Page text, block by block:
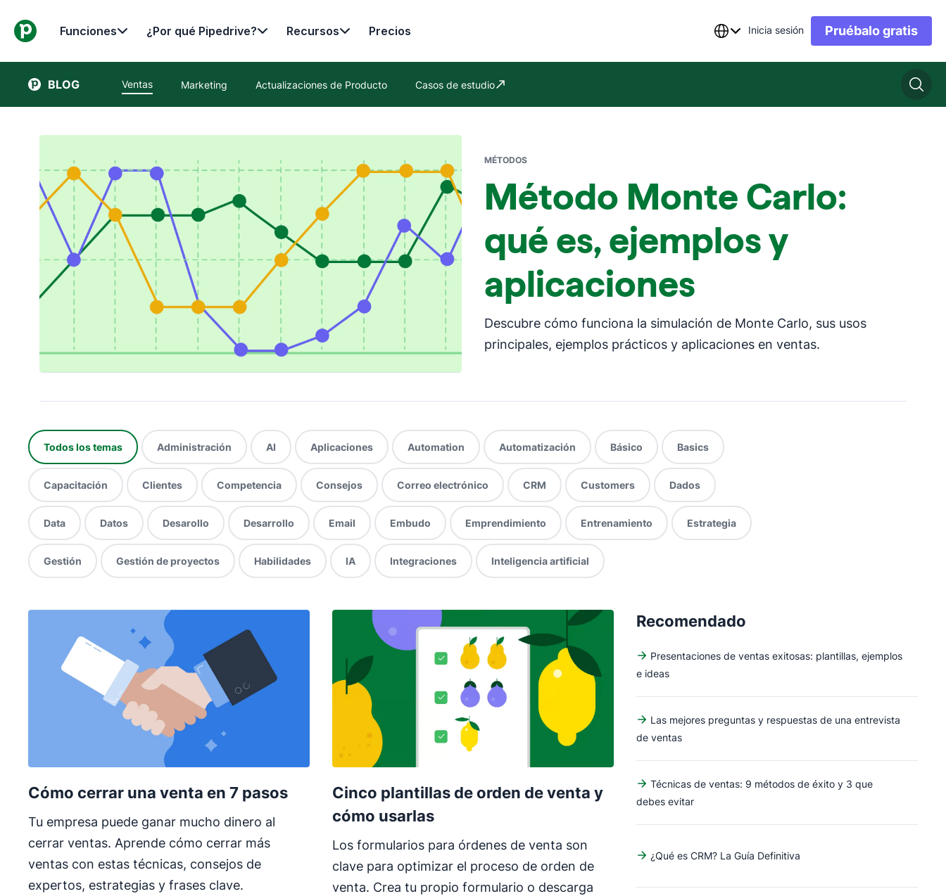
Funciones ¿Por qué Pipedrive? Recursos Precios Inicia sesión Pruébalo gratis
BLOG Ventas Marketing Actualizaciones de Producto Casos de estudio
Se abre en una nueva ventana
MÉTODOS
Método Monte Carlo:
qué es, ejemplos y
aplicaciones
Descubre cómo funciona la simulación de Monte Carlo, sus usos
principales, ejemplos prácticos y aplicaciones en ventas.
Todos los temas Administración AI Aplicaciones Automation Automatización Básico Basics
Capacitación Clientes Competencia Consejos Correo electrónico CRM Customers Dados
Data Datos Desarollo Desarrollo Email Embudo Emprendimiento Entrenamiento Estrategia
Gestión Gestión de proyectos Habilidades IA Integraciones Inteligencia artificial
Cómo cerrar una venta en 7 pasos
Tu empresa puede ganar mucho dinero al
cerrar ventas. Aprende cómo cerrar más
ventas con estas técnicas, consejos de
expertos, estrategias y frases clave.
Cinco plantillas de orden de venta y
cómo usarlas
Los formularios para órdenes de venta son
clave para optimizar el proceso de orden de
venta. Crea tu propio formulario o descarga
Recomendado
Presentaciones de ventas exitosas: plantillas, ejemplos
e ideas
Las mejores preguntas y respuestas de una entrevista
de ventas
Técnicas de ventas: 9 métodos de éxito y 3 que
debes evitar
¿Qué es CRM? La Guía Definitiva